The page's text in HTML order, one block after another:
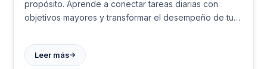
propósito. Aprende a conectar tareas diarias con
objetivos mayores y transformar el desempeño de tu
comprometidos.
Leer más→